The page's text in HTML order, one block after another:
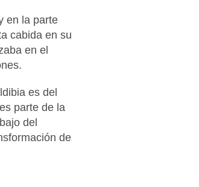
en la parte
cabida en su
en el
es del
parte de la
del
de